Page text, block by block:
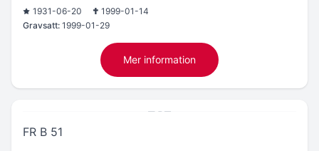
1931-06-20
1999-01-14
Gravsatt: 1999-01-29
Mer information
FR B 51